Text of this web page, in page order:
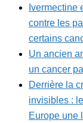
Ivermectine
contre les
certains
Un ancien
un cancer
Derrière la
invisibles :
Europe une